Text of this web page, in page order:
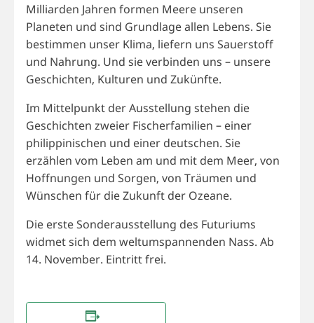
Milliarden Jahren formen Meere unseren
Planeten und sind Grundlage allen Lebens. Sie
bestimmen unser Klima, liefern uns Sauerstoff
und Nahrung. Und sie verbinden uns – unsere
Geschichten, Kulturen und Zukünfte.
Im Mittelpunkt der Ausstellung stehen die
Geschichten zweier Fischerfamilien – einer
philippinischen und einer deutschen. Sie
erzählen vom Leben am und mit dem Meer, von
Hoffnungen und Sorgen, von Träumen und
Wünschen für die Zukunft der Ozeane.
Die erste Sonderausstellung des Futuriums
widmet sich dem weltumspannenden Nass. Ab
14. November. Eintritt frei.